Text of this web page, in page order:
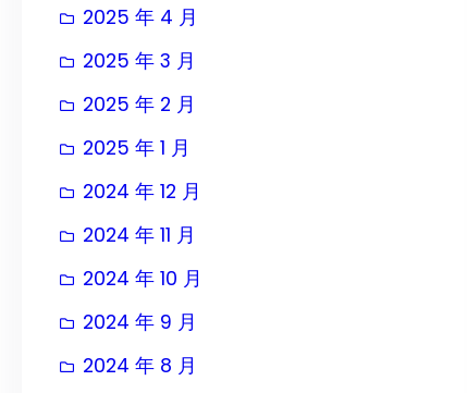
2025 年 4 月
2025 年 3 月
2025 年 2 月
2025 年 1 月
2024 年 12 月
2024 年 11 月
2024 年 10 月
2024 年 9 月
2024 年 8 月